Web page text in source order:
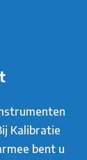
Kalibratie
bent u